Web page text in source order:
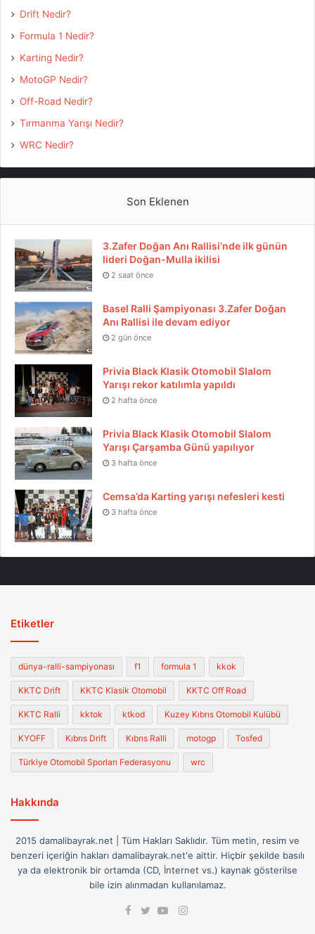
Drift Nedir?
Formula 1 Nedir?
Karting Nedir?
MotoGP Nedir?
Off-Road Nedir?
Tırmanma Yarışı Nedir?
WRC Nedir?
Son Eklenen
3.Zafer Doğan Anı Rallisi’nde ilk günün
lideri Doğan-Mulla ikilisi
2 saat önce
Basel Ralli Şampiyonası 3.Zafer Doğan
Anı Rallisi ile devam ediyor
2 gün önce
Privia Black Klasik Otomobil Slalom
Yarışı rekor katılımla yapıldı
2 hafta önce
Privia Black Klasik Otomobil Slalom
Yarışı Çarşamba Günü yapılıyor
3 hafta önce
Cemsa’da Karting yarışı nefesleri kesti
3 hafta önce
Etiketler
dünya-ralli-sampiyonası f1 formula 1 kkok
KKTC Drift KKTC Klasik Otomobil KKTC Off Road
KKTC Ralli kktok ktkod Kuzey Kıbrıs Otomobil Kulübü
KYOFF Kıbrıs Drift Kıbrıs Ralli motogp Tosfed
Türkiye Otomobil Sporları Federasyonu wrc
Hakkında
2015 damalibayrak.net | Tüm Hakları Saklıdır. Tüm metin, resim ve
benzeri içeriğin hakları damalibayrak.net'e aittir. Hiçbir şekilde basılı
ya da elektronik bir ortamda (CD, İnternet vs.) kaynak gösterilse
bile izin alınmadan kullanılamaz.
FacebookInstagram